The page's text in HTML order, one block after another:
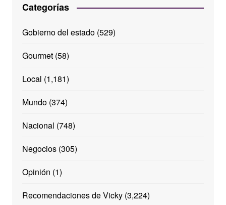
Categorías
Gobierno del estado(529)
Gourmet(58)
Local (1,181)
Mundo(374)
Nacional (748)
Negocios(305)
Opinión (1)
Recomendaciones de Vicky(3,224)